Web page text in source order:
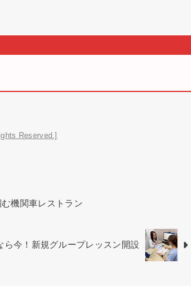
Reserved.]
機関車レストラン
ら今！新規グループレッスン開設